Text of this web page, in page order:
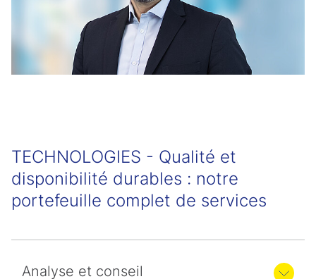
TECHNOLOGIES - Qualité et
disponibilité durables : notre
portefeuille complet de services
Analyse et conseil